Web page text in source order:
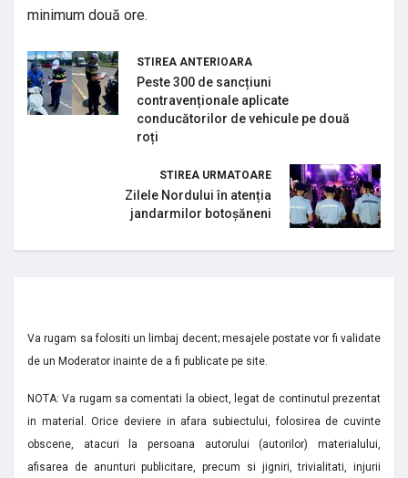
minimum două ore.
STIREA ANTERIOARA
Peste 300 de sancțiuni
contravenționale aplicate
conducătorilor de vehicule pe două
roți
STIREA URMATOARE
Zilele Nordului în atenția
jandarmilor botoșăneni
Va rugam sa folositi un limbaj decent; mesajele postate vor fi validate
de un Moderator inainte de a fi publicate pe site.
NOTA: Va rugam sa comentati la obiect, legat de continutul prezentat
in material. Orice deviere in afara subiectului, folosirea de cuvinte
obscene, atacuri la persoana autorului (autorilor) materialului,
afisarea de anunturi publicitare, precum si jigniri, trivialitati, injurii